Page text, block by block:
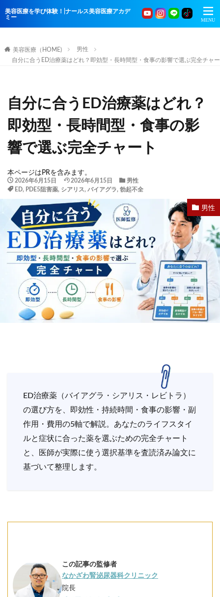
美容医療を学び体験！|ナールス美容医療アカデ
ミー
美容医療（HOME)
男性
自分に合うED治療薬はどれ？即効型・長時間型・食事の影響で選ぶ完全チャ
自分に合うED治療薬はどれ？
即効型・長時間型・食事の影
響で選ぶ完全チャート
本ページはPRを含みます。
2026年6月15日 2026年6月15日
男性
ED, PDE5阻害薬, シアリス, バイアグラ, 勃起不全
男性
ED治療薬（バイアグラ・シアリス・レビトラ）
の選び方を、即効性・持続時間・食事の影響・副
作用・費用の5軸で解説。あなたのライフスタイ
ルと症状に合った薬を選ぶための完全チャート
と、医師が実際に使う選択基準を査読済み論文に
基づいて整理します。
この記事の監修者
なかざわ腎泌尿器科クリニック
院長